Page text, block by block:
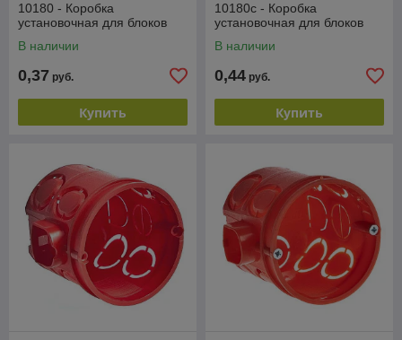
10180 - Коробка
установочная для блоков
В наличии
0,37 руб.
Купить
10180с - Коробка
установочная для блоков
В наличии
0,44 руб.
Купить